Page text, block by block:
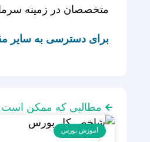
متخصصان در زمینه
برای دسترسی به سایر
مطالبی که ممکن است
آموزش بورس